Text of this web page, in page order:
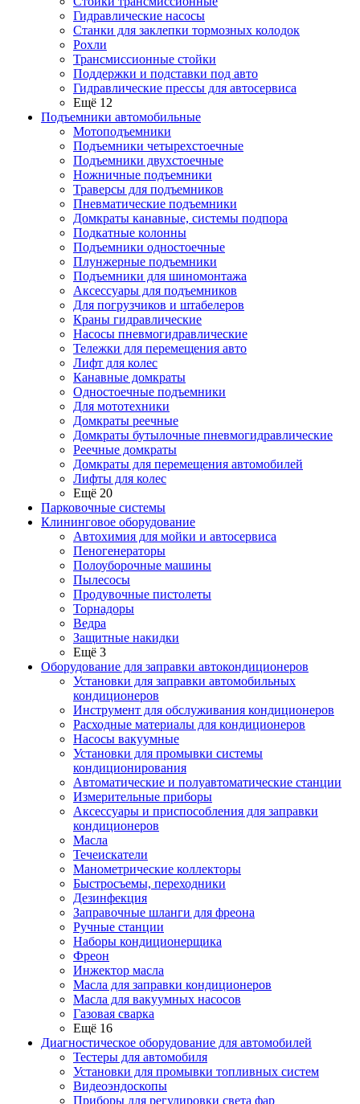
Гидравлические насосы
Cтанки для заклепки тормозных колодок
Рохли
Трансмиссионные стойки
Поддержки и подставки под авто
Гидравлические прессы для автосервиса
Ещё 12
Подъемники автомобильные
Мотоподъемники
Подъемники четырехстоечные
Подъемники двухстоечные
Ножничные подъемники
Траверсы для подъемников
Пневматические подъемники
Домкраты канавные, системы подпора
Подкатные колонны
Подъемники одностоечные
Плунжерные подъемники
Подъемники для шиномонтажа
Аксессуары для подъемников
Для погрузчиков и штабелеров
Краны гидравлические
Насосы пневмогидравлические
Тележки для перемещения авто
Лифт для колес
Канавные домкраты
Одностоечные подъемники
Для мототехники
Домкраты реечные
Домкраты бутылочные пневмогидравлические
Реечные домкраты
Домкраты для перемещения автомобилей
Лифты для колес
Ещё 20
Парковочные системы
Клининговое оборудование
Автохимия для мойки и автосервиса
Пеногенераторы
Полоуборочные машины
Пылесосы
Продувочные пистолеты
Торнадоры
Ведра
Защитные накидки
Ещё 3
Оборудование для заправки автокондиционеров
Установки для заправки автомобильных
кондиционеров
Инструмент для обслуживания кондиционеров
Расходные материалы для кондиционеров
Насосы вакуумные
Установки для промывки системы
кондиционирования
Автоматические и полуавтоматические станции
Измерительные приборы
Аксессуары и приспособления для заправки
кондиционеров
Масла
Течеискатели
Манометрические коллекторы
Быстросъемы, переходники
Дезинфекция
Заправочные шланги для фреона
Ручные станции
Наборы кондиционерщика
Фреон
Инжектор масла
Масла для заправки кондиционеров
Масла для вакуумных насосов
Газовая сварка
Ещё 16
Диагностическое оборудование для автомобилей
Тестеры для автомобиля
Установки для промывки топливных систем
Видеоэндоскопы
Приборы для регулировки света фар